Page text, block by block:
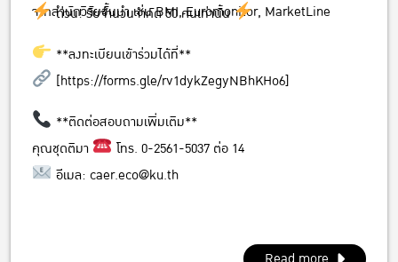
จากสำนักวิจัยชั้นนำ เช่น BMI, Euromonitor, MarketLine
ด่วน! รับจำนวนจำกัด 50 คนเท่านั้น
**ลงทะเบียนเข้าร่วมได้ที่**
[https://forms.gle/rv1dykZegyNBhKHo6]
**ติดต่อสอบถามเพิ่มเติม**
คุณชุดติมา
โทร. 0-2561-5037 ต่อ 14
อีเมล: caer.eco@ku.th